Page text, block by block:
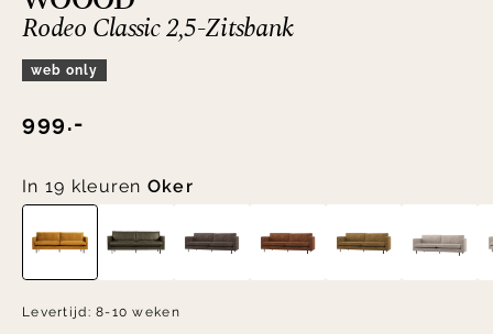
Rodeo Classic 2,5-Zitsbank
web only
999.-
In 19 kleuren Oker
Levertijd:8-10 weken